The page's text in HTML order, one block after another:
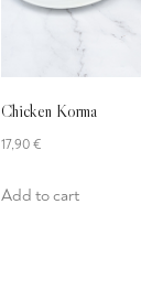
Chicken Korma
17,90€
Add to cart